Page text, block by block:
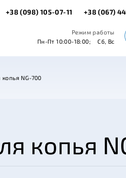
+38 (098) 105-07-11 +38 (067)
Режим работы
Пн-Пт 10:00-18:00;
Сб, Вс
NG-700
копья